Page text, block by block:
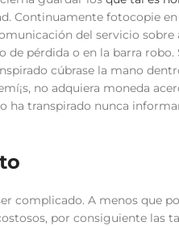
Continuamente fotocopie
del servicio
de pérdida o en la barra
cúbrase la mano
no adquiera moneda
transpirado nunca
complicado. A menos que
por consiguiente las